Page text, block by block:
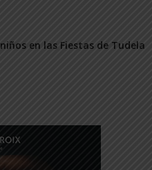
en las Fiestas de Tudela